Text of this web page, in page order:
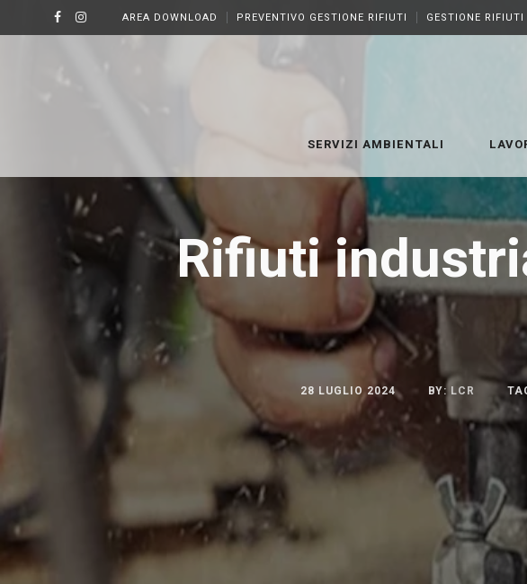
AREA DOWNLOAD PREVENTIVO GESTIONE RIFIUTI GESTIONE RIFIUTI
SERVIZI AMBIENTALI
Rifiuti
28 LUGLIO 2024 BY: LCR